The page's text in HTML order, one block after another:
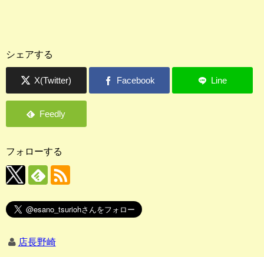
シェアする
フォローする
店長野崎